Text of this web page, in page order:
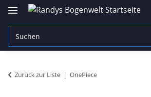
Zurück zur Liste OnePiece